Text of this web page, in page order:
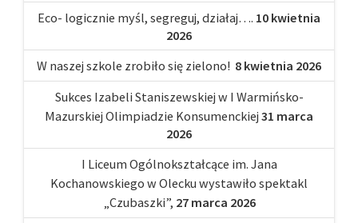
Eco- logicznie myśl, segreguj, działaj…. 10 kwietnia
2026
W naszej szkole zrobiło się zielono! 8 kwietnia 2026
Sukces Izabeli Staniszewskiej w I Warmińsko-
Mazurskiej Olimpiadzie Konsumenckiej 31 marca
2026
I Liceum Ogólnokształcące im. Jana
Kochanowskiego w Olecku wystawiło spektakl
„Czubaszki”, 27 marca 2026